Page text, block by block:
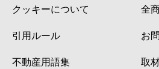
クッキーについて
引用ルール
不動産用語集
全
お
取